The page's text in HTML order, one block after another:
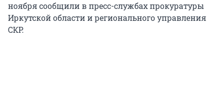
ноября сообщили в пресс-службах прокуратуры
Иркутской области и регионального управления
СКР.